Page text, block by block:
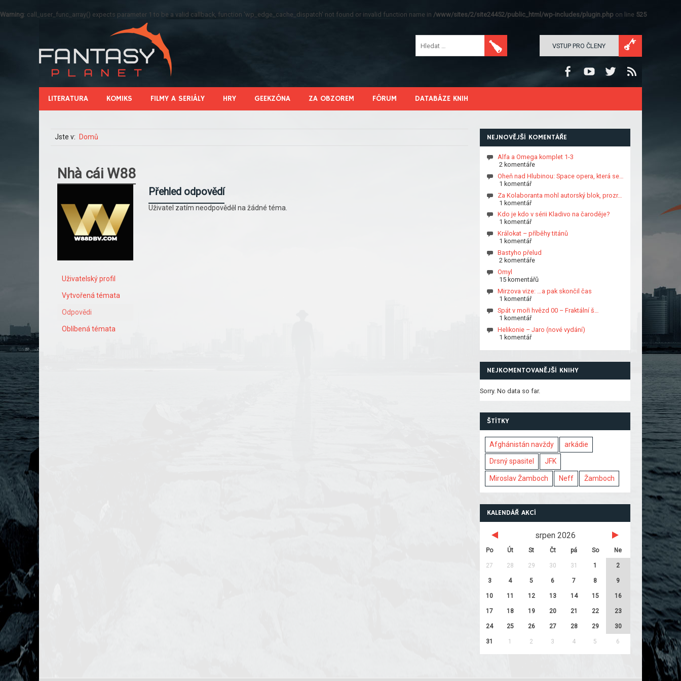
Warning: call_user_func_array() expects parameter 1 to be a valid callback, function 'wp_edge_cache_dispatch' not found or invalid function name in /www/sites/2/site24452/public_html/wp-includes/plugin.php on line 525
VSTUP PRO ČLENY
LITERATURA KOMIKS FILMY A SERIÁLY HRY GEEKZÓNA ZA OBZOREM FÓRUM DATABÁZE KNIH
Jste v: Domů
Nhà cái W88
Uživatelský profil
Vytvořená témata
Odpovědi
Oblíbená témata
Přehled odpovědí
Uživatel zatím neodpověděl na žádné téma.
NEJNOVĚJŠÍ KOMENTÁŘE
Alfa a Omega komplet 1-3
2 komentáře
Oheň nad Hlubinou: Space opera, která se…
1 komentář
Za Kolaboranta mohl autorský blok, prozr…
1 komentář
Kdo je kdo v sérii Kladivo na čaroděje?
1 komentář
Králokat – příběhy titánů
1 komentář
Bastyho přelud
2 komentáře
Omyl
15 komentářů
Mirzova vize: …a pak skončil čas
1 komentář
Spát v moři hvězd 00 – Fraktální š…
1 komentář
Helikonie – Jaro (nové vydání)
1 komentář
NEJKOMENTOVANĚJŠÍ KNIHY
Sorry. No data so far.
ŠTÍTKY
Afghánistán navždy arkádie
Drsný spasitel JFK
Miroslav Žamboch Neff Žamboch
KALENDÁŘ AKCÍ
srpen 2026
Po Út St Čt pá So Ne
27 28 29 30 31 1 2
3 4 5 6 7 8 9
10 11 12 13 14 15 16
17 18 19 20 21 22 23
24 25 26 27 28 29 30
31 1 2 3 4 5 6